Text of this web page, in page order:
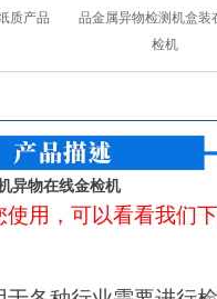
质产品
品金属异物检测机盒装
检机
异物在线金检机
用，可以看看我们